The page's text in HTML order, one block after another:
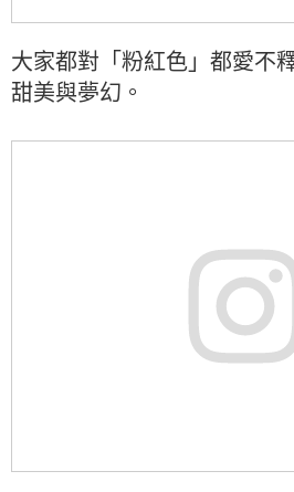
大家都對「粉紅色」都愛不
甜美與夢幻。